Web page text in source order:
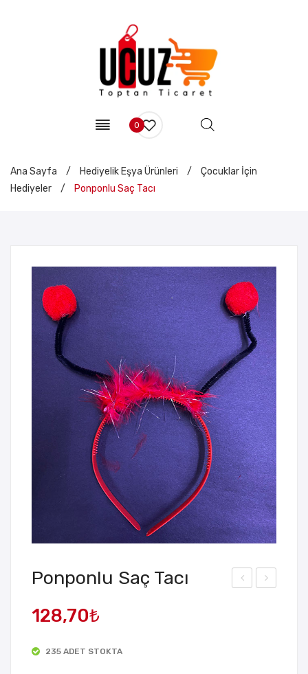
0
Ana Sayfa / Hediyelik Eşya Ürünleri /
Çocuklar İçin
Hediyeler
/ Ponponlu Saç Tacı
Ponponlu Saç Tacı
128,70₺
235 ADET STOKTA